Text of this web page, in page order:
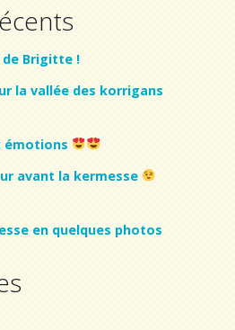
de Brigitte !
la vallée des korrigans
émotions
avant la kermesse
en quelques photos